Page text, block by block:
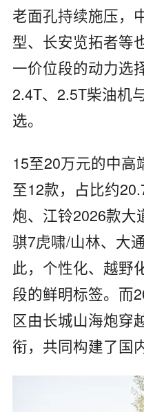
老面孔持续施压，
型、长安览拓者等
一价位段的动力选
2.4T、2.5T柴油机
选。
15至20万元的中高
至12款，占比约
炮、江铃2026款大
骐7虎啸/山林、大
此，个性化、越野
段的鲜明标签。而
区由长城山海炮穿
衔，共同构建了国